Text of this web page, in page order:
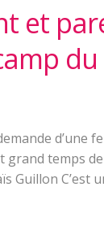
et
d’une
grand temps
Guillon